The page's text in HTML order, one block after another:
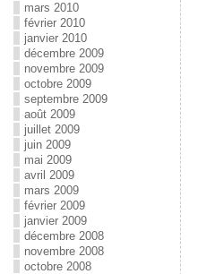
mars 2010
février 2010
janvier 2010
décembre 2009
novembre 2009
octobre 2009
septembre 2009
août 2009
juillet 2009
juin 2009
mai 2009
avril 2009
mars 2009
février 2009
janvier 2009
décembre 2008
novembre 2008
octobre 2008